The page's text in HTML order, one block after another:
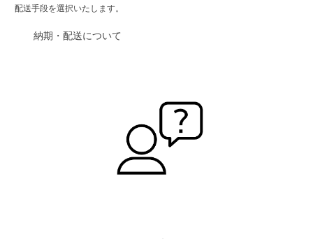
配送手段を選択いたします。
納期・配送について